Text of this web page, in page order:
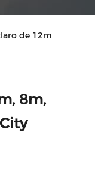
de 12m
8m,